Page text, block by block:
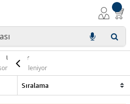
Ürünler
listeleniyor